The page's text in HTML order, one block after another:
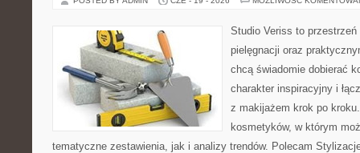
Studio Veriss to
pielęgnacji oraz
chcą świadomie dobierać
charakter inspiracyjny i
z makijażem krok po
kosmetyków, w którym
tematyczne zestawienia, jak i analizy trendów. Polecam